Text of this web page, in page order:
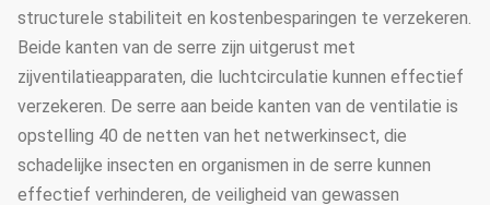
structurele stabiliteit en kostenbesparingen te verzekeren.
Beide kanten van de serre zijn uitgerust met
zijventilatieapparaten, die luchtcirculatie kunnen effectief
verzekeren. De serre aan beide kanten van de ventilatie is
opstelling 40 de netten van het netwerkinsect, die
schadelijke insecten en organismen in de serre kunnen
effectief verhinderen, de veiligheid van gewassen